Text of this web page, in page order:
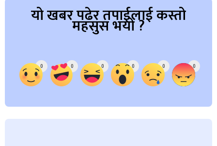
यो खबर पढेर तपाईलाई कस्तो
महसुस भयो ?
0 0 0 0 0 0